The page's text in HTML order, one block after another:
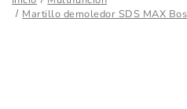
Martillo demoledor SDS MAX